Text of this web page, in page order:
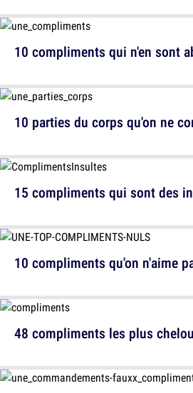
10 compliments qui n'en sont
15 compliments qui sont des
48 compliments les plus
10 parties du corps qu'on ne
10 compliments qu'on n'aime